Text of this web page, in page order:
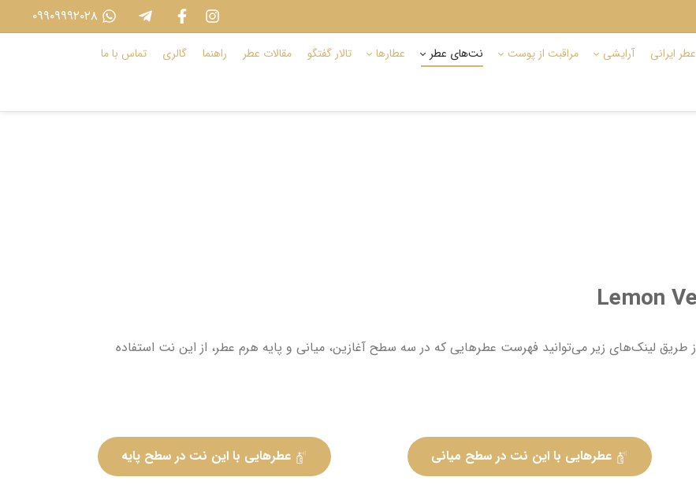
عطر ایرانی آرایشی مراقبت از پوست نت‌های عطر عطارها تالار گفتگو مقالات عطر راهنما گالری تماس با ما
لینک‌های زیر می‌توانید فهرست عطرهایی که در سه سطح آغازین، میانی و پایه هرم عطر، از این نت استفاده
عطرهایی با این نت در سطح میانی عطرهایی با این نت در سطح پایه